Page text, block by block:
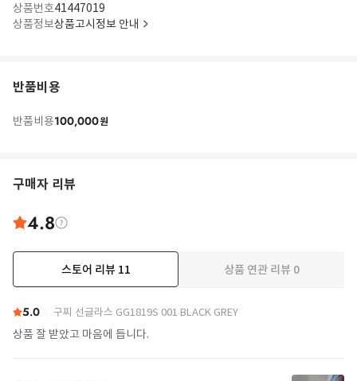
상품번호41447019
상품정보상품고시정보 안내
반품비용
반품비용100,000원
구매자 리뷰
4.8
스토어 리뷰 11 상품 연관 리뷰 0
5.0 구찌 선글라스 GG1819S 001 BLACK GREY
상품 잘 받았고 마음에 듭니다.